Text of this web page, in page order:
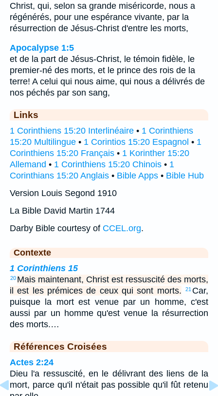
Christ, qui, selon sa grande miséricorde, nous a
régénérés, pour une espérance vivante, par la
résurrection de Jésus-Christ d'entre les morts,
Apocalypse 1:5
et de la part de Jésus-Christ, le témoin fidèle, le
premier-né des morts, et le prince des rois de la
terre! A celui qui nous aime, qui nous a délivrés de
nos péchés par son sang,
Links
1 Corinthiens 15:20 Interlinéaire • 1 Corinthiens
15:20 Multilingue • 1 Corintios 15:20 Espagnol • 1
Corinthiens 15:20 Français • 1 Korinther 15:20
Allemand • 1 Corinthiens 15:20 Chinois • 1
Corinthians 15:20 Anglais • Bible Apps • Bible Hub
Version Louis Segond 1910
La Bible David Martin 1744
Darby Bible courtesy of CCEL.org.
Contexte
1 Corinthiens 15
20 Mais maintenant, Christ est ressuscité des morts,
il est les prémices de ceux qui sont morts.
21 Car,
puisque la mort est venue par un homme, c'est
aussi par un homme qu'est venue la résurrection
des morts.…
Références Croisées
Actes 2:24
Dieu l'a ressuscité, en le délivrant des liens de la
mort, parce qu'il n'était pas possible qu'il fût retenu